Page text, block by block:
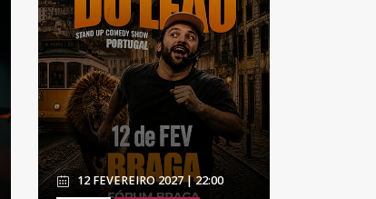
12 FEVEREIRO 2027 | 22:00